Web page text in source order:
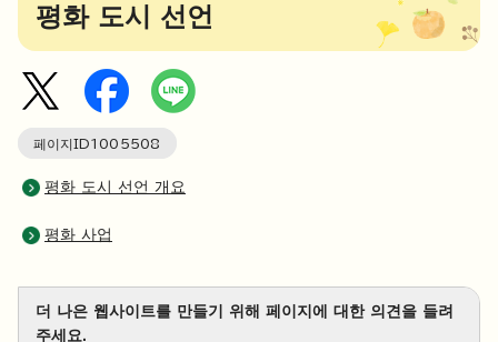
평화 도시 선언
페이지ID1005508
평화 도시 선언 개요
평화 사업
더 나은 웹사이트를 만들기 위해 페이지에 대한 의견을 들려
주세요.